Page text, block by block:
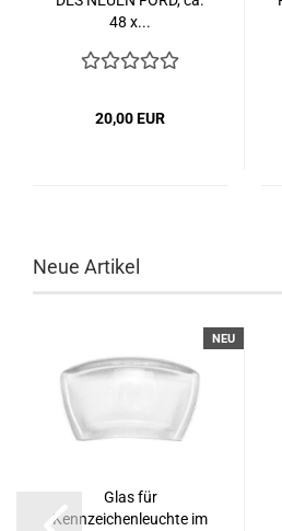
48 x...
20,00 EUR
Neue Artikel
NEU
Glas für
Kennzeichenleuchte im